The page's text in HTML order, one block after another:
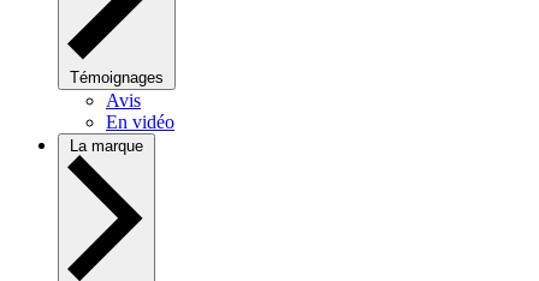
Témoignages
Avis
En vidéo
La marque